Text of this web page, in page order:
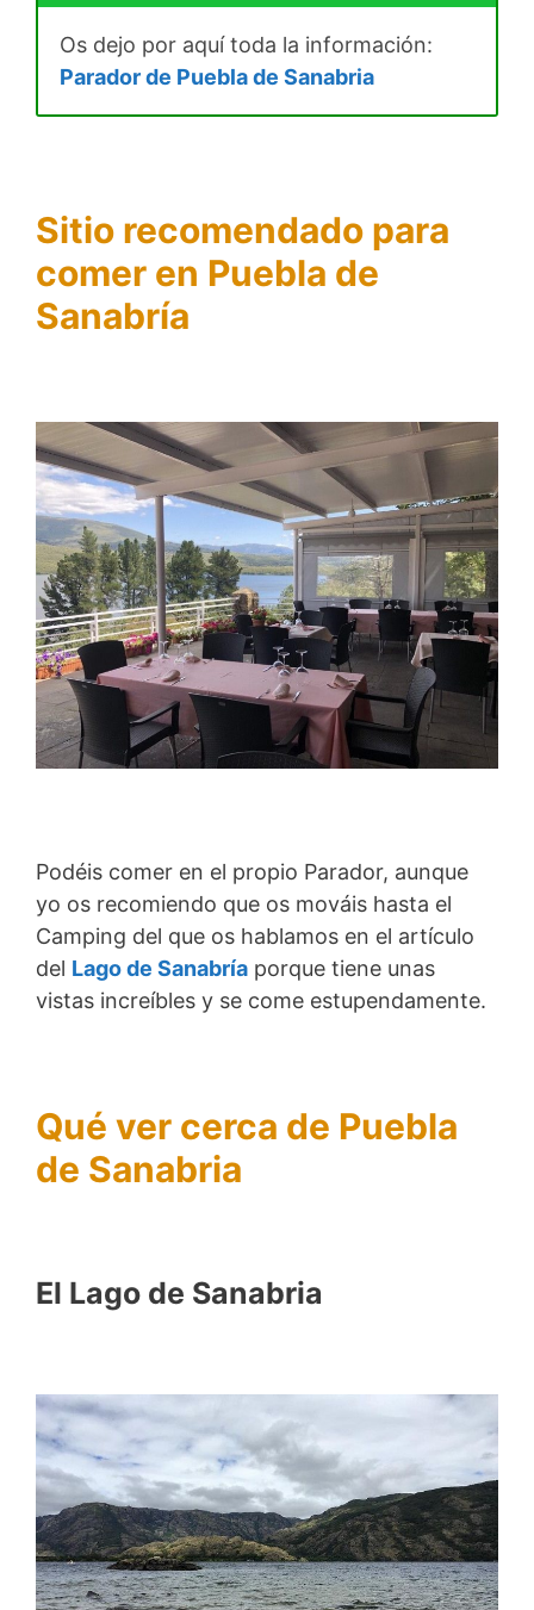
Os dejo por aquí toda la información:
Parador de Puebla de Sanabria
Sitio recomendado para
comer en Puebla de
Sanabría
Podéis comer en el propio Parador, aunque
yo os recomiendo que os mováis hasta el
Camping del que os hablamos en el artículo
del Lago de Sanabría porque tiene unas
vistas increíbles y se come estupendamente.
Qué ver cerca de Puebla
de Sanabria
El Lago de Sanabria